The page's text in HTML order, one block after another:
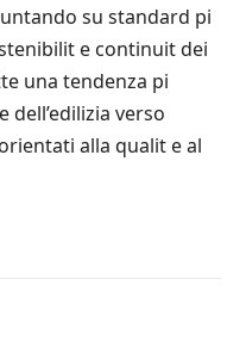
su standard pi
e continuit dei
una tendenza pi
dell’edilizia verso
alla qualit e al